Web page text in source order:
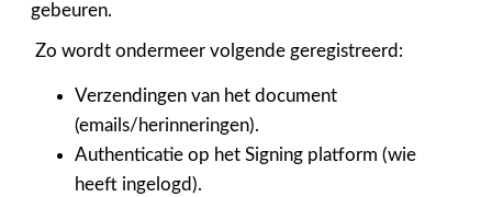
gebeuren.
Zo wordt ondermeer volgende geregistreerd:
Verzendingen van het document
(emails/herinneringen).
Authenticatie op het Signing platform (wie
heeft ingelogd).